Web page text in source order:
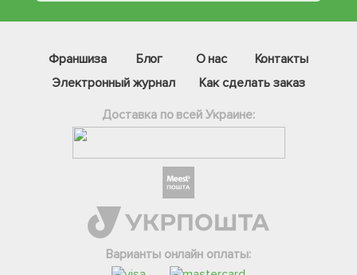
Франшиза Блог О нас
Контакты
Электронный журнал
Как сделать заказ
Доставка по всей Украине:
Варианты онлайн оплаты:
Інстаграм
Онлайн чат